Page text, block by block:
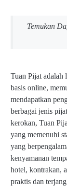
Temukan
Tuan Pijat adalah
basis online,
mendapatkan
berbagai jenis
kerokan, Tuan
yang memenuhi
yang
kenyamanan
hotel, kontrakan,
praktis dan